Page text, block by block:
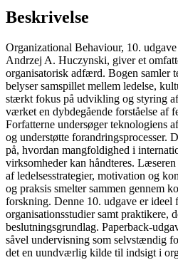
Beskrivelse
Organizational Behaviour, 10.
Andrzej A. Huczynski, giver et
organisatorisk adfærd. Bogen samler
belyser samspillet mellem ledelse,
stærkt fokus på udvikling og styring
værket en dybdegående forståelse af
Forfatterne undersøger teknologiens
og understøtte forandringsprocesser.
på, hvordan mangfoldighed i
virksomheder kan håndteres.
af ledelsesstrategier, motivation og
og praksis smelter sammen gennem
forskning. Denne 10. udgave er ideel
organisationsstudier samt praktikere,
beslutningsgrundlag. Paperback-
såvel undervisning som selvstændig
det en uundværlig kilde til indsigt i